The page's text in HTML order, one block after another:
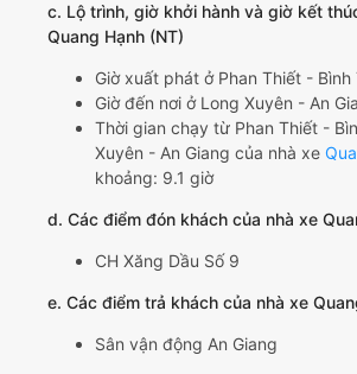
c. Lộ trình, giờ khởi hành và giờ kết
Quang Hạnh (NT)
Giờ xuất phát ở Phan Thiết - Bình
Giờ đến nơi ở Long Xuyên - An
Thời gian chạy từ Phan Thiết -
Xuyên - An Giang của nhà xe
khoảng: 9.1 giờ
d. Các điểm đón khách của nhà xe
CH Xăng Dầu Số 9
e. Các điểm trả khách của nhà xe
Sân vận động An Giang